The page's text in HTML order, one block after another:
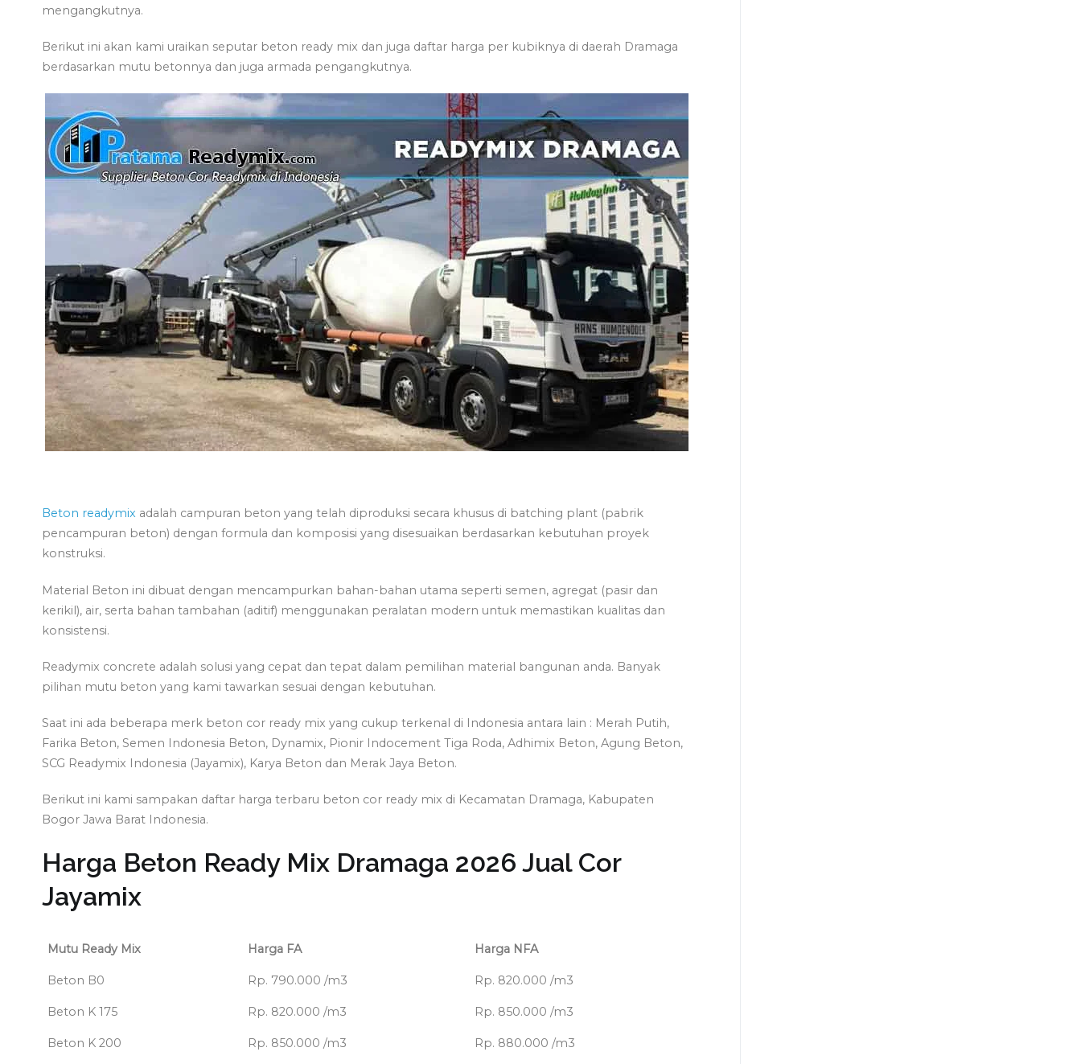
mengangkutnya.
Berikut ini akan kami uraikan seputar beton ready mix dan juga daftar harga per kubiknya di daerah Dramaga
berdasarkan mutu betonnya dan juga armada pengangkutnya.
Beton readymix adalah campuran beton yang telah diproduksi secara khusus di batching plant (pabrik
pencampuran beton) dengan formula dan komposisi yang disesuaikan berdasarkan kebutuhan proyek
konstruksi.
Material Beton ini dibuat dengan mencampurkan bahan-bahan utama seperti semen, agregat (pasir dan
kerikil), air, serta bahan tambahan (aditif) menggunakan peralatan modern untuk memastikan kualitas dan
konsistensi.
Readymix concrete adalah solusi yang cepat dan tepat dalam pemilihan material bangunan anda. Banyak
pilihan mutu beton yang kami tawarkan sesuai dengan kebutuhan.
Saat ini ada beberapa merk beton cor ready mix yang cukup terkenal di Indonesia antara lain : Merah Putih,
Farika Beton, Semen Indonesia Beton, Dynamix, Pionir Indocement Tiga Roda, Adhimix Beton, Agung Beton,
SCG Readymix Indonesia (Jayamix), Karya Beton dan Merak Jaya Beton.
Berikut ini kami sampakan daftar harga terbaru beton cor ready mix di Kecamatan Dramaga, Kabupaten
Bogor Jawa Barat Indonesia.
Harga Beton Ready Mix Dramaga 2026 Jual Cor
Jayamix
Mutu Ready Mix Harga FA Harga NFA
Beton B0 Rp. 790.000 /m3 Rp. 820.000 /m3
Beton K 175 Rp. 820.000 /m3 Rp. 850.000 /m3
Beton K 200 Rp. 850.000 /m3 Rp. 880.000 /m3